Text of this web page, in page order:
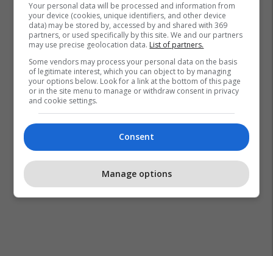
Your personal data will be processed and information from
your device (cookies, unique identifiers, and other device
data) may be stored by, accessed by and shared with 369
partners, or used specifically by this site. We and our partners
may use precise geolocation data. List of partners.
Some vendors may process your personal data on the basis
of legitimate interest, which you can object to by managing
your options below. Look for a link at the bottom of this page
or in the site menu to manage or withdraw consent in privacy
and cookie settings.
Consent
Manage options